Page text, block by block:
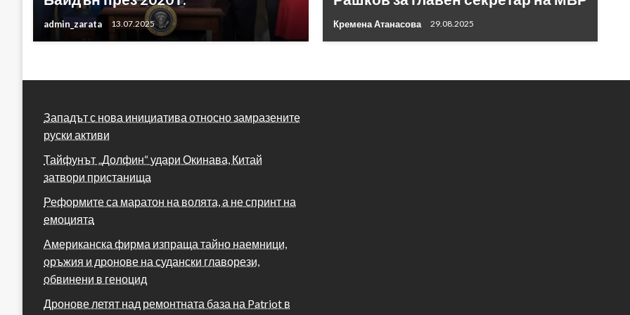
admin_zarata 13.07.2025 Кремена Атанасова 29.08.2025
Западът с нова инициатива относно замразените
руски активи
Тайфунът „Долфин“ удари Окинава, Китай
затвори пристанища
Реформите са маратон на волята, а не спринт на
емоцията
Американска фирма изпраща тайно наемници,
оръжия и дронове на судански главорези,
обвинени в геноцид
Дронове летят над ремонтната база на Patriot в